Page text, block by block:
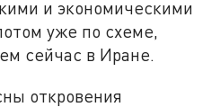
и экономическими
уже по схеме,
сейчас в Иране.
откровения